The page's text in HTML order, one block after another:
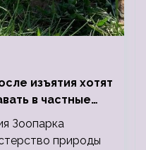
изъятия хотят
в частные
Зоопарка
природы